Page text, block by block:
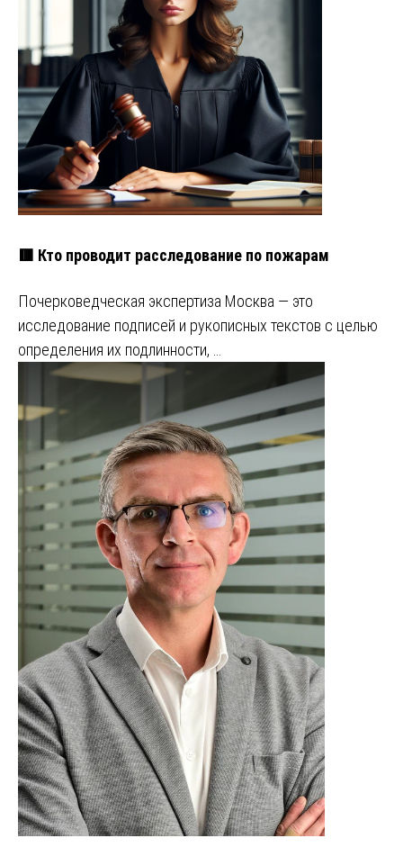
🟥 Кто проводит расследование по пожарам
Почерковедческая экспертиза Москва — это
исследование подписей и рукописных текстов с целью
определения их подлинности, …